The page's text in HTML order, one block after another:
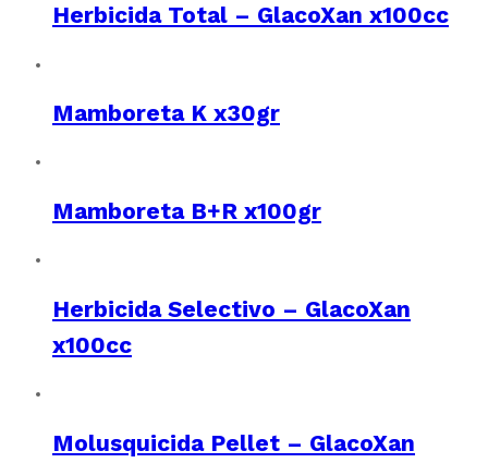
Herbicida Total – GlacoXan x100cc
Mamboreta K x30gr
Mamboreta B+R x100gr
Herbicida Selectivo – GlacoXan
x100cc
Molusquicida Pellet – GlacoXan